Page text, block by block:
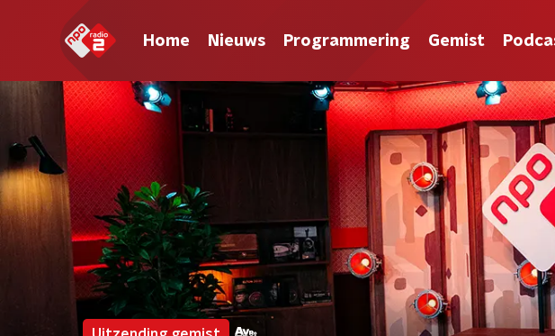
Home Nieuws Programmering Gemist